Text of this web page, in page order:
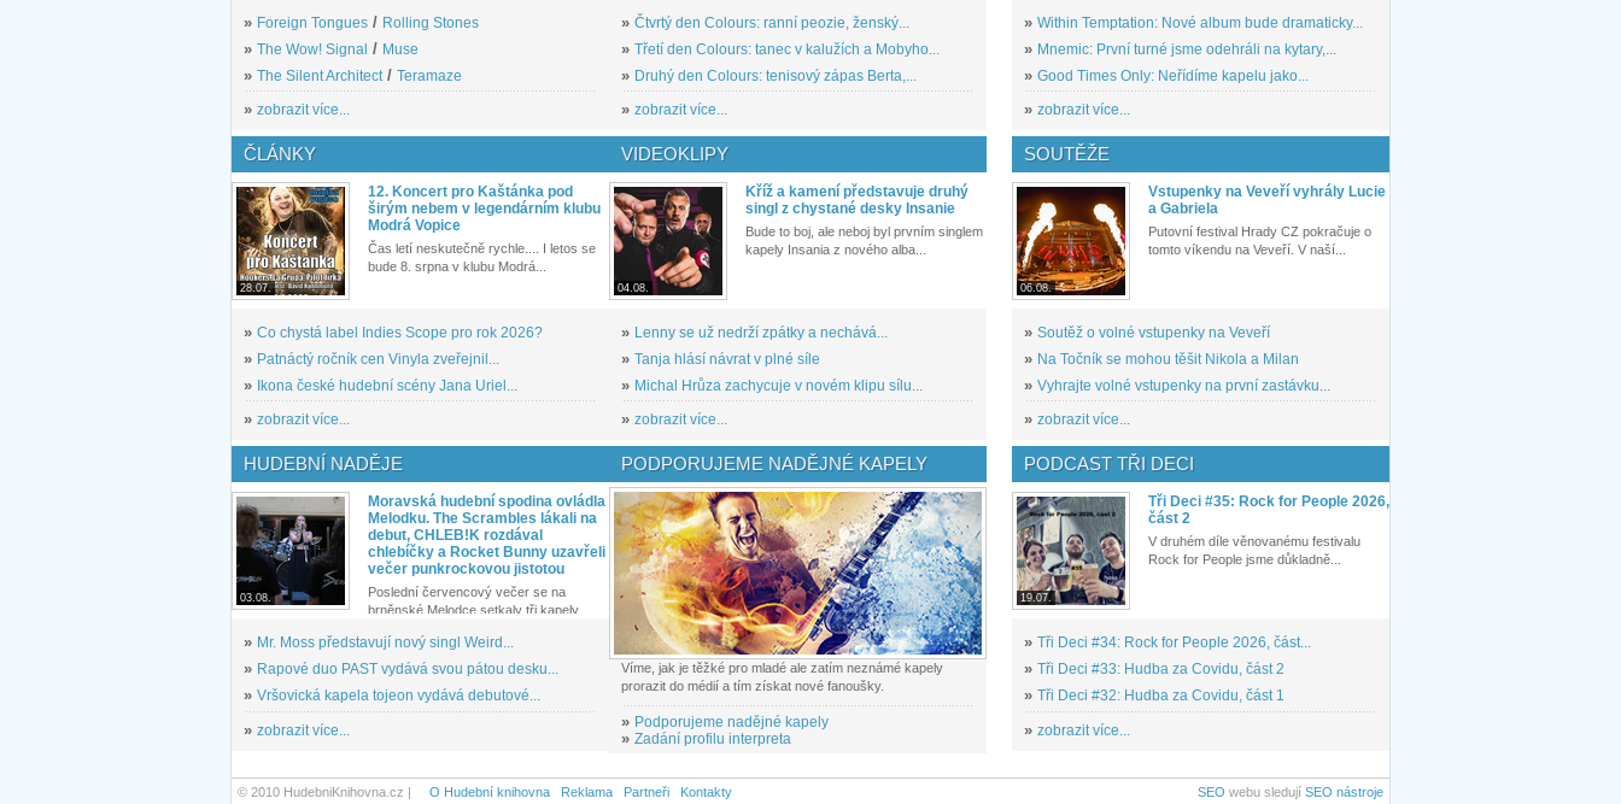
» Foreign Tongues / Rolling Stones
» The Wow! Signal / Muse
» The Silent Architect / Teramaze
» zobrazit více...
» Čtvrtý den Colours: ranní peozie, ženský...
» Třetí den Colours: tanec v kalužích a Mobyho...
» Druhý den Colours: tenisový zápas Berta,...
» zobrazit více...
» Within Temptation: Nové album bude dramaticky...
» Mnemic: První turné jsme odehráli na kytary,...
» Good Times Only: Neřídíme kapelu jako...
» zobrazit více...
ČLÁNKY
28.07.
12. Koncert pro Kaštánka pod
širým nebem v legendárním klubu
Modrá Vopice
Čas letí neskutečně rychle.... I letos se
bude 8. srpna v klubu Modrá...
» Co chystá label Indies Scope pro rok 2026?
» Patnáctý ročník cen Vinyla zveřejnil...
»
Ikona české hudební scény Jana Uriel...
» zobrazit více...
VIDEOKLIPY
04.08.
Kříž a kamení představuje druhý
singl z chystané desky Insanie
Bude to boj, ale neboj byl prvním singlem
kapely Insania z nového alba...
» Lenny se už nedrží zpátky a nechává...
» Tanja hlásí návrat v plné síle
» Michal Hrůza zachycuje v novém klipu sílu...
» zobrazit více...
SOUTĚŽE
06.08.
Vstupenky na Veveří vyhrály Lucie
a Gabriela
Putovní festival Hrady CZ pokračuje o
tomto víkendu na Veveří. V naší...
» Soutěž o volné vstupenky na Veveří
» Na Točník se mohou těšit Nikola a Milan
» Vyhrajte volné vstupenky na první zastávku...
» zobrazit více...
HUDEBNÍ NADĚJE
03.08.
Moravská hudební spodina ovládla
Melodku. The Scrambles lákali na
debut, CHLEB!K rozdával
chlebíčky a Rocket Bunny uzavřeli
večer punkrockovou jistotou
Poslední červencový večer se na
brněnské Melodce setkaly tři kapely...
» Mr. Moss představují nový singl Weird...
» Rapové duo PAST vydává svou pátou desku...
» Vršovická kapela tojeon vydává debutové...
» zobrazit více...
PODPORUJEME NADĚJNÉ KAPELY
Víme, jak je těžké pro mladé ale zatím neznámé kapely
prorazit do médií a tím získat nové fanoušky.
» Podporujeme nadějné kapely
» Zadání profilu interpreta
PODCAST TŘI DECI
19.07.
Tři Deci #35: Rock for People 2026,
část 2
V druhém díle věnovanému festivalu
Rock for People jsme důkladně...
» Tři Deci #34: Rock for People 2026, část...
» Tři Deci #33: Hudba za Covidu, část 2
» Tři Deci #32: Hudba za Covidu, část 1
» zobrazit více...
© 2010 HudebniKnihovna.cz | O Hudební knihovna Reklama Partneři Kontakty SEO webu sledují SEO nástroje